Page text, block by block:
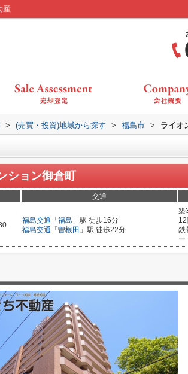
産
> (売買・投資)地域から探す > 福島市 > ライオ
ション御倉町
交通
福島交通 「 福島 」駅 徒歩16分
福島交通 「 曽根田 」駅 徒歩22分
築
鉄
ー